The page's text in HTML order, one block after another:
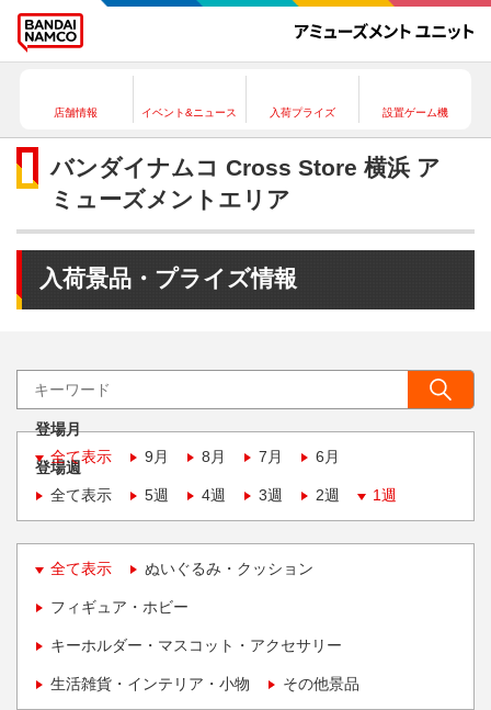
店舗情報 イベント&ニュース 入荷プライズ 設置ゲーム機
バンダイナムコ Cross Store 横浜 ア
ミューズメントエリア
入荷景品・プライズ情報
登場月
全て表示
9月 8月 7月 6月
登場週
全て表示
5週 4週 3週 2週 1週
全て表示 ぬいぐるみ・クッション
フィギュア・ホビー
キーホルダー・マスコット・アクセサリー
生活雑貨・インテリア・小物 その他景品